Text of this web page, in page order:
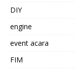
DIY
engine
event acara
FIM